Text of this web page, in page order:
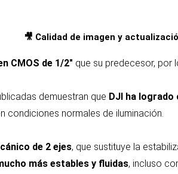
🎥 Calidad de imagen y
CMOS de 1/2″ que su predecesor, por
demuestran que DJI ha
condiciones normales de iluminación.
de 2 ejes, que sustituye la
más estables y fluidas, incluso